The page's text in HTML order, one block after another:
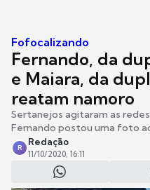
Fofocalizando
Fernando, da
e Maiara, da
reatam namoro
Sertanejos agitaram as
Fernando postou uma foto
R
Redação
11/10/2020, 16:11